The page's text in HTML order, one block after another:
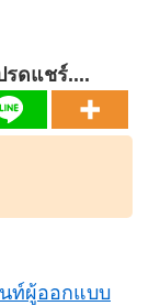
รดแชร์....
ท์ผู้ออกแบบ